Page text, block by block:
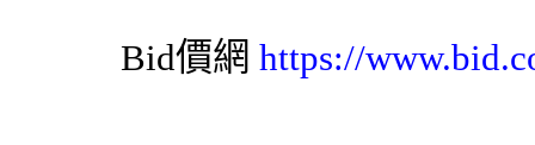
Bid價網 https://